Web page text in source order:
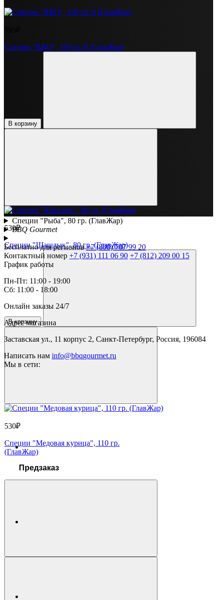
Специи "BBQ", 100 гр./б (ГлавЖар)
В корзину
530₽
Специи "Шашлык", 80 гр. (ГлавЖар)
В корзину
530₽
Специи "Медовая курица", 110 гр.
(ГлавЖар)
Предзаказ
Специи "Рыба", 80 гр. (ГлавЖар)
BBQ Gourmet
Бесплатно для регионов +7 (800) 707 99 20
Контактный номер +7 (931) 111 06 90 +7 (812) 209 00 15
График работы
Пн-Пт: 11:00 - 19:00
Сб: 11:00 - 18:00
Онлайн заказы 24/7
Адрес магазина
Заставская ул., 11 корпус 2, Санкт-Петербург, Россия, 196084
Написать нам info@bbqgourmet.ru
Мы в сети: